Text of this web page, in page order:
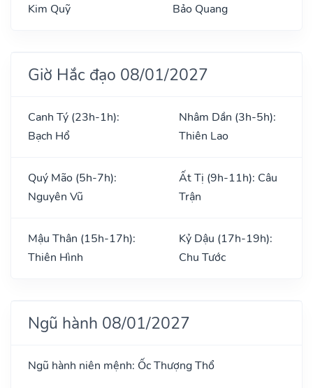
Kim Quỹ
Bảo Quang
Giờ Hắc đạo 08/01/2027
Canh Tý (23h-1h):
Bạch Hổ
Nhâm Dần (3h-5h):
Thiên Lao
Quý Mão (5h-7h):
Nguyên Vũ
Ất Tị (9h-11h): Câu
Trận
Mậu Thân (15h-17h):
Thiên Hình
Kỷ Dậu (17h-19h):
Chu Tước
Ngũ hành 08/01/2027
Ngũ hành niên mệnh: Ốc Thượng Thổ